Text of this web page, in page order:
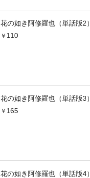
花の如き阿修羅也（単話版2）
110
花の如き阿修羅也（単話版3）
165
花の如き阿修羅也（単話版4）